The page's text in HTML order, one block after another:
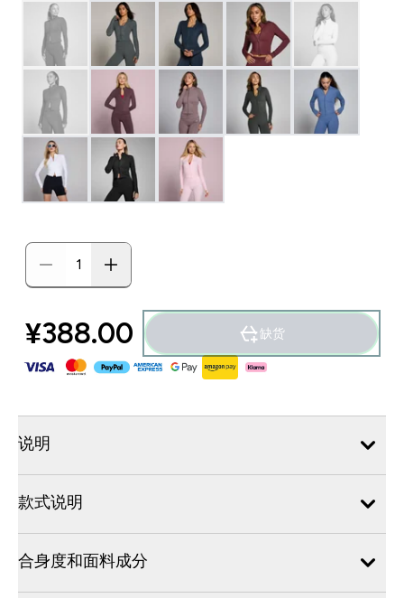
¥388.00‎ 缺货
说明
款式说明
合身度和面料成分